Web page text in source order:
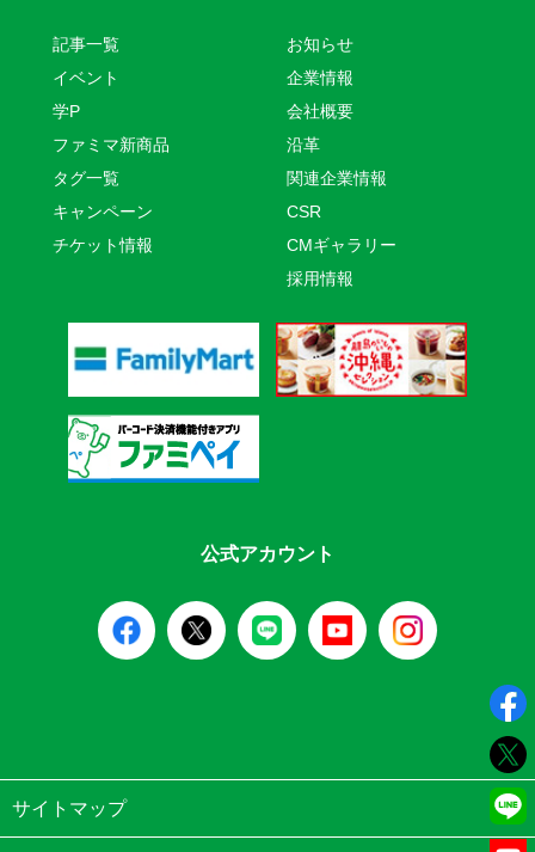
記事一覧
イベント
学P
ファミマ新商品
タグ一覧
キャンペーン
チケット情報
お知らせ
企業情報
会社概要
沿革
関連企業情報
CSR
CMギャラリー
採用情報
公式アカウント
サイトマップ